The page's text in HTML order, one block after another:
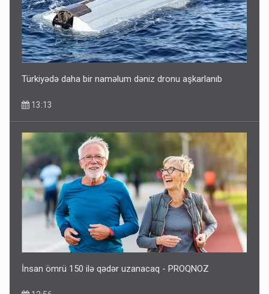
“Təlimdə idim, gəlib gördüm ki, evimi vurub dağıdırlar” -
VİDEO
09:54
DİQQƏTLİ OLUN! Bu gün hava çox isti olacaq
Türkiyədə daha bir naməlum dəniz dronu aşkarlanıb
13:13
İnsan ömrü 150 ilə qədər uzanacaq - PROQNOZ